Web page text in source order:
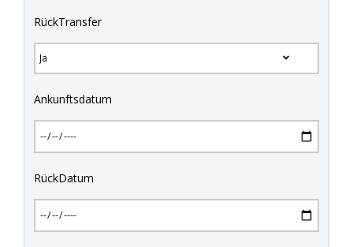
RückTransfer
Ankunftsdatum
RückDatum